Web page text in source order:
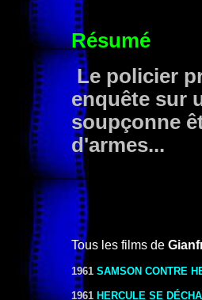
Résumé
Le policier
enquête sur
soupçonne
d'armes...
Tous les films de
1961 SAMSON CONTRE
1961 HERCULE SE